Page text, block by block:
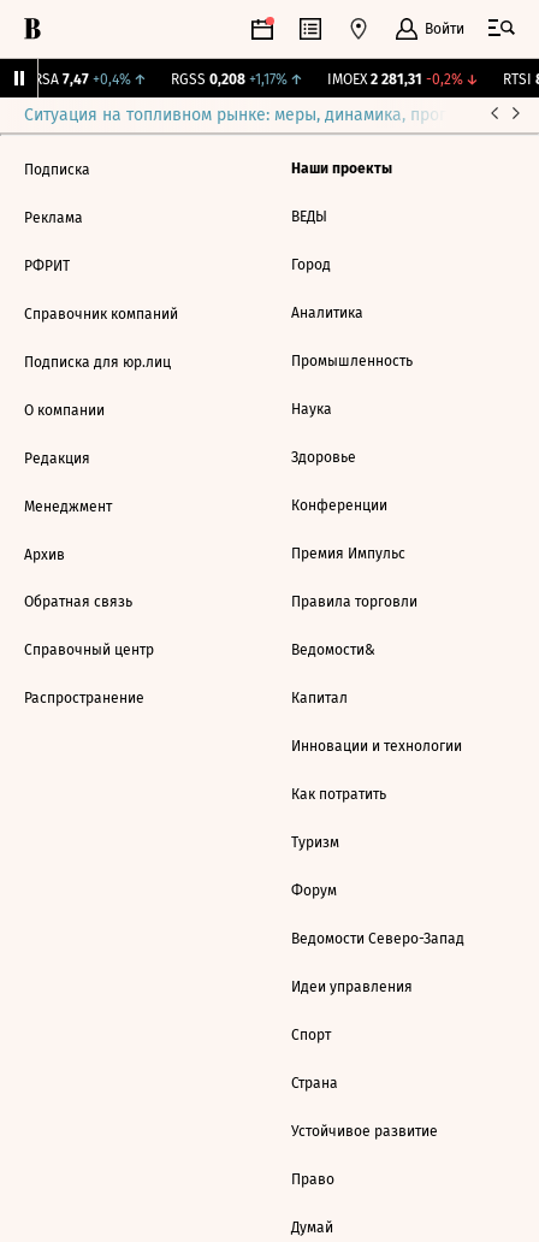
Войти
ARSA 7,47 +0,4%↑ RGSS 0,208 +1,17%↑ IMOEX 2 281,31 -0,2%↓ RTSI
Ситуация на топливном рынке: меры, динамика, прогнозы
Подписка
Реклама
РФРИТ
Справочник компаний
Подписка для юр.лиц
О компании
Редакция
Менеджмент
Архив
Обратная связь
Справочный центр
Распространение
Наши проекты
ВЕДЫ
Город
Аналитика
Промышленность
Наука
Здоровье
Конференции
Премия Импульс
Правила торговли
Ведомости&
Капитал
Инновации и технологии
Как потратить
Туризм
Форум
Ведомости Северо-Запад
Идеи управления
Спорт
Страна
Устойчивое развитие
Право
Думай